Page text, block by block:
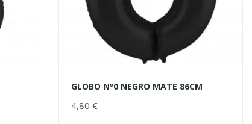
GLOBO Nº0 NEGRO MATE 86CM
4,80 €AÑADIR AL CARRITO